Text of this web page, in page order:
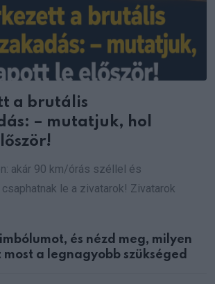
a brutális
– mutatjuk, hol
akár 90 km/órás széllel és
le a zivatarok! Zivatarok
és nézd meg, milyen
a legnagyobb szükséged